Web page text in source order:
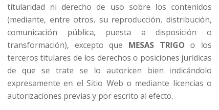
titularidad ni derecho de uso sobre los contenidos
(mediante, entre otros, su reproducción, distribución,
comunicación pública, puesta a disposición o
transformación), excepto que MESAS TRIGO o los
terceros titulares de los derechos o posiciones jurídicas
de que se trate se lo autoricen bien indicándolo
expresamente en el Sitio Web o mediante licencias o
autorizaciones previas y por escrito al efecto.